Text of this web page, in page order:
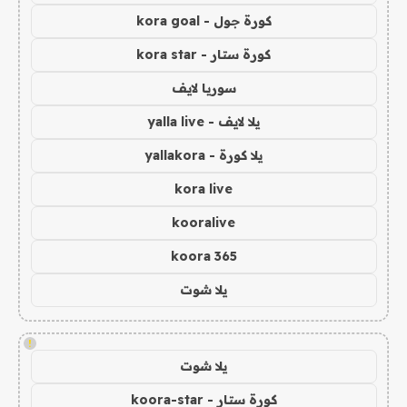
كورة جول - kora goal
كورة ستار - kora star
سوريا لايف
يلا لايف - yalla live
يلا كورة - yallakora
kora live
kooralive
koora 365
يلا شوت
!
يلا شوت
كورة ستار - koora-star